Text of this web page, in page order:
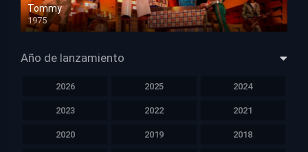
Tommy
1975
HD 1080p
Año de lanzamiento
2026 2025 2024
2023 2022 2021
2020 2019 2018